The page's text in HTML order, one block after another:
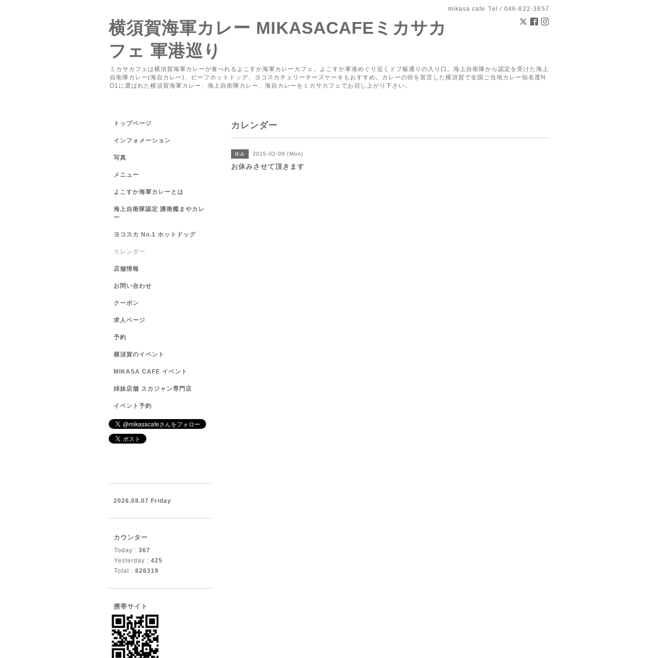
mikasa cafe Tel / 046-822-3857
横須賀海軍カレー MIKASACAFEミカサカ
フェ 軍港巡り
ミカサカフェは横須賀海軍カレーが食べれるよこすか海軍カレーカフェ。よこすか軍港めぐり近くドブ板通りの入り口。海上自衛隊から認定を受けた海上
自衛隊カレー(海自カレー)、ビーフホットドッグ、ヨコスカチェリーチーズケーキもおすすめ。カレーの街を宣言した横須賀で全国ご当地カレー知名度N
O1に選ばれた横須賀海軍カレー、海上自衛隊カレー、海自カレーをミカサカフェでお召し上がり下さい。
カレンダー
休み 2015-02-09 (Mon)
お休みさせて頂きます
トップページ
インフォメーション
写真
メニュー
よこすか海軍カレーとは
海上自衛隊認定 護衛艦まやカレ
ー
ヨコスカ No.1 ホットドッグ
カレンダー
店舗情報
お問い合わせ
クーポン
求人ページ
予約
横須賀のイベント
MIKASA CAFE イベント
姉妹店舗 スカジャン専門店
イベント予約
2026.08.07 Friday
カウンター
Today : 367
Yesterday : 425
Total : 826319
携帯サイト